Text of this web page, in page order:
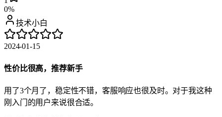
0%
技术小白
2024-01-15
性价比很高，推荐新手
用了3个月了，稳定性不错，客服响应也很及时。对于我这种
刚入门的用户来说很合适。